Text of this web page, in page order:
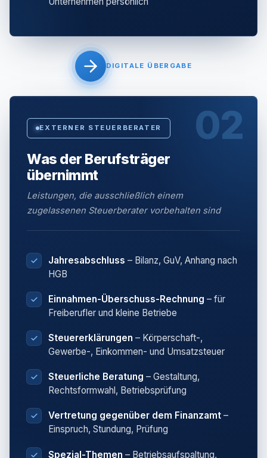
DIGITALE ÜBERGABE
02
EXTERNER STEUERBERATER
Was der Berufsträger
übernimmt
Leistungen, die ausschließlich einem
zugelassenen Steuerberater vorbehalten sind
Jahresabschluss – Bilanz, GuV, Anhang nach
HGB
Einnahmen-Überschuss-Rechnung – für
Freiberufler und kleine Betriebe
Steuererklärungen – Körperschaft-,
Gewerbe-, Einkommen- und Umsatzsteuer
Steuerliche Beratung – Gestaltung,
Rechtsformwahl, Betriebsprüfung
Vertretung gegenüber dem Finanzamt –
Einspruch, Stundung, Prüfung
Spezial-Themen – Betriebsaufspaltung,